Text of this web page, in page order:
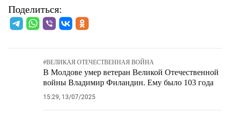
Поделиться:
#ВЕЛИКАЯ ОТЕЧЕСТВЕННАЯ ВОЙНА
В Молдове умер ветеран Великой Отечественной
войны Владимир Филандин. Ему было 103 года
15:29, 13/07/2025